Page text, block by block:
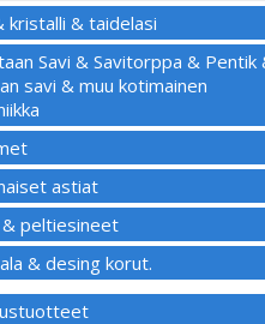
kristalli & taidelasi
Savi & Savitorppa & Pentik
savi & muu kotimainen
astiat
& peltiesineet
& desing korut.